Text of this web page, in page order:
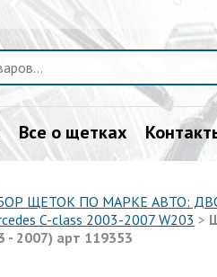
Все о щетках
ЩЕТОК ПО МАРКЕ АВТО:
C-class 2003-2007 W203 >
- 2007) арт 119353